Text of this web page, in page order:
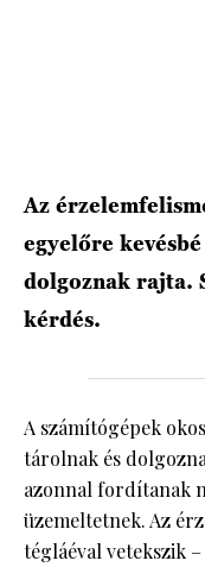
Az
egyelőre
dolgoznak rajta.
kérdés.
A számítógépek
tárolnak és
azonnal fordítanak
üzemeltetnek. Az
tégláéval vetekszik